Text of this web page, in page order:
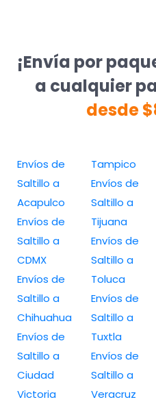
¡Envía por
a cualquier
desde
Envíos de
Saltillo a
Acapulco
Envíos de
Saltillo a
CDMX
Envíos de
Saltillo a
Chihuahua
Envíos de
Saltillo a
Ciudad
Victoria
Tampico
Envíos de
Saltillo a
Tijuana
Envíos de
Saltillo a
Toluca
Envíos de
Saltillo a
Tuxtla
Envíos de
Saltillo a
Veracruz